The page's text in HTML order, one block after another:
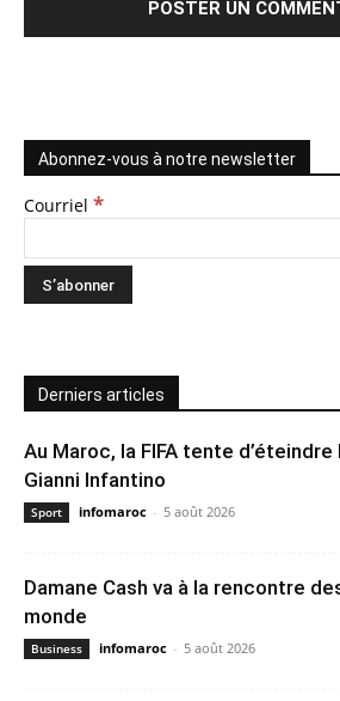
Abonnez-vous à notre newsletter
Courriel *
Derniers articles
Au Maroc, la FIFA tente
Gianni Infantino
Sport infomaroc - 5 août 2026
Damane Cash va à la rencontre
monde
Business infomaroc - 5 août 2026